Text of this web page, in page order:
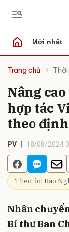
Mới nhất
Trang chủ Thời
Nâng
hợp tác
theo
PV 18/08/2024
Theo dõi Báo
Nhân
Bí thư Ban
Gửi bình luận